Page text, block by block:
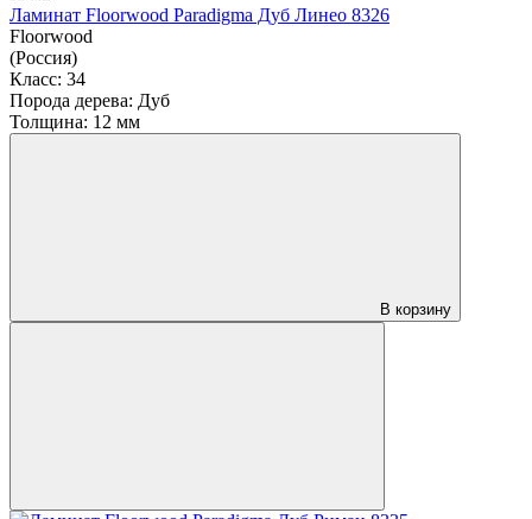
Ламинат Floorwood Paradigma Дуб Линео 8326
Floorwood
(Россия)
Класс: 34
Порода дерева: Дуб
Толщина: 12 мм
В корзину